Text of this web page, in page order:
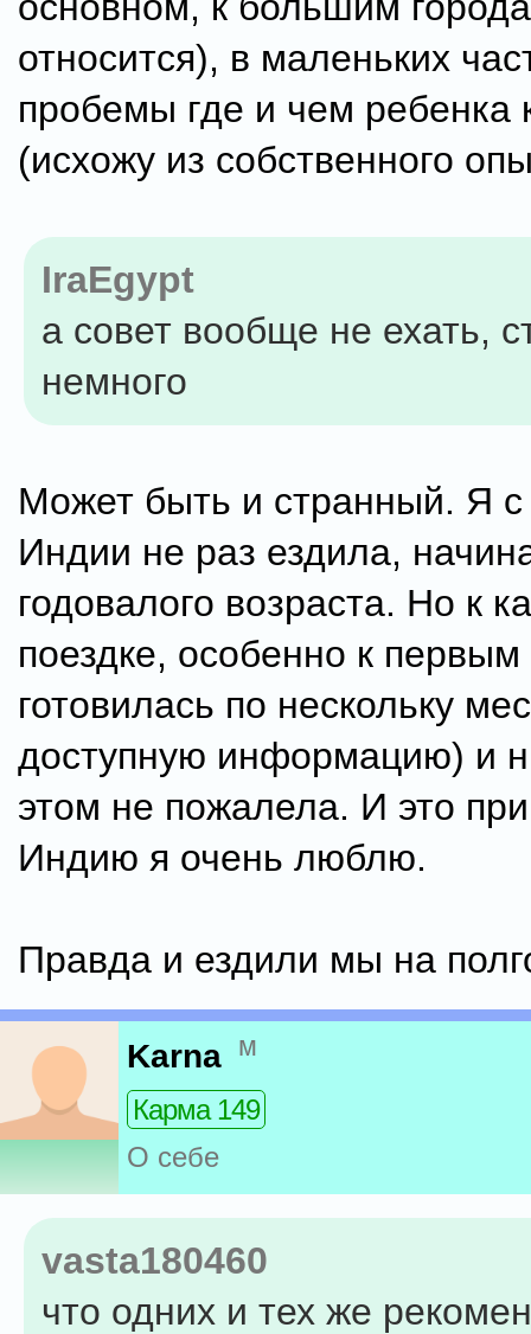
относится), в маленьких
пробемы где и чем ребенка
(исхожу из собственного
IraEgypt
а совет вообще не ехать,
немного
Может быть и странный. Я
Индии не раз ездила,
годовалого возраста. Но к
поездке, особенно к
готовилась по нескольку
доступную информацию) и
этом не пожалела. И это
Индию я очень люблю.
Правда и ездили мы на
Karna м
Карма 149
О себе
vasta180460
что одних и тех же